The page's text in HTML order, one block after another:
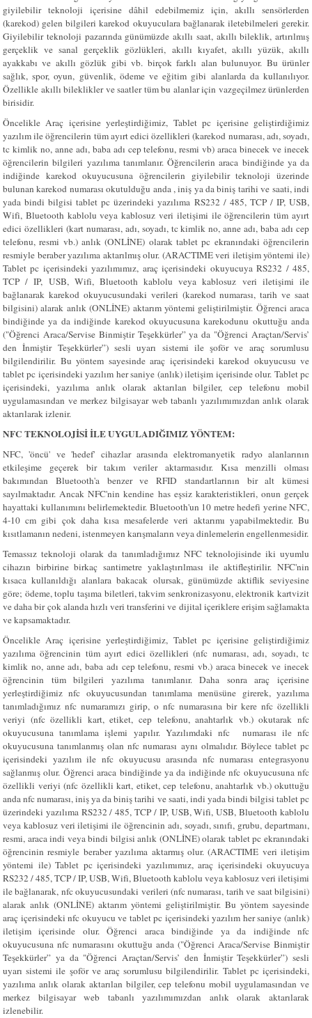
giyilebilir teknoloji içerisine dâhil edebilmemiz için, akıllı sensörlerden
(karekod) gelen bilgileri karekod okuyuculara bağlanarak iletebilmeleri gerekir.
Giyilebilir teknoloji pazarında günümüzde akıllı saat, akıllı bileklik, artırılmış
gerçeklik ve sanal gerçeklik gözlükleri, akıllı kıyafet, akıllı yüzük, akıllı
ayakkabı ve akıllı gözlük gibi vb. birçok farklı alan bulunuyor. Bu ürünler
sağlık, spor, oyun, güvenlik, ödeme ve eğitim gibi alanlarda da kullanılıyor.
Özellikle akıllı bileklikler ve saatler tüm bu alanlar için vazgeçilmez ürünlerden
birisidir.
Öncelikle Araç içerisine yerleştirdiğimiz, Tablet pc içerisine geliştirdiğimiz
yazılım ile öğrencilerin tüm ayırt edici özellikleri (karekod numarası, adı, soyadı,
tc kimlik no, anne adı, baba adı cep telefonu, resmi vb) araca binecek ve inecek
öğrencilerin bilgileri yazılıma tanımlanır. Öğrencilerin araca bindiğinde ya da
indiğinde karekod okuyucusuna öğrencilerin giyilebilir teknoloji üzerinde
bulunan karekod numarası okutulduğu anda , iniş ya da biniş tarihi ve saati, indi
yada bindi bilgisi tablet pc üzerindeki yazılıma RS232 / 485, TCP / IP, USB,
Wifi, Bluetooth kablolu veya kablosuz veri iletişimi ile öğrencilerin tüm ayırt
edici özellikleri (kart numarası, adı, soyadı, tc kimlik no, anne adı, baba adı cep
telefonu, resmi vb.) anlık (ONLİNE) olarak tablet pc ekranındaki öğrencilerin
resmiyle beraber yazılıma aktarılmış olur. (ARACTIME veri iletişim yöntemi ile)
Tablet pc içerisindeki yazılımımız, araç içerisindeki okuyucuya RS232 / 485,
TCP / IP, USB, Wifi, Bluetooth kablolu veya kablosuz veri iletişimi ile
bağlanarak karekod okuyucusundaki verileri (karekod numarası, tarih ve saat
bilgisini) alarak anlık (ONLİNE) aktarım yöntemi geliştirilmiştir. Öğrenci araca
bindiğinde ya da indiğinde karekod okuyucusuna karekodunu okuttuğu anda
("Öğrenci Araca/Servise Binmiştir Teşekkürler” ya da "Öğrenci Araçtan/Servis’
den İnmiştir Teşekkürler”) sesli uyarı sistemi ile şoför ve araç sorumlusu
bilgilendirilir. Bu yöntem sayesinde araç içerisindeki karekod okuyucusu ve
tablet pc içerisindeki yazılım her saniye (anlık) iletişim içerisinde olur. Tablet pc
içerisindeki, yazılıma anlık olarak aktarılan bilgiler, cep telefonu mobil
uygulamasından ve merkez bilgisayar web tabanlı yazılımımızdan anlık olarak
aktarılarak izlenir.
NFC TEKNOLOJİSİ İLE UYGULADIĞIMIZ YÖNTEM:
NFC, 'öncü' ve 'hedef' cihazlar arasında elektromanyetik radyo alanlarının
etkileşime geçerek bir takım veriler aktarmasıdır. Kısa menzilli olması
bakımından Bluetooth'a benzer ve RFID standartlarının bir alt kümesi
sayılmaktadır. Ancak NFC'nin kendine has eşsiz karakteristikleri, onun gerçek
hayattaki kullanımını belirlemektedir. Bluetooth'un 10 metre hedefi yerine NFC,
4-10 cm gibi çok daha kısa mesafelerde veri aktarımı yapabilmektedir. Bu
kısıtlamanın nedeni, istenmeyen karışmaların veya dinlemelerin engellenmesidir.
Temassız teknoloji olarak da tanımladığımız NFC teknolojisinde iki uyumlu
cihazın birbirine birkaç santimetre yaklaştırılması ile aktifleştirilir. NFC'nin
kısaca kullanıldığı alanlara bakacak olursak, günümüzde aktiflik seviyesine
göre; ödeme, toplu taşıma biletleri, takvim senkronizasyonu, elektronik kartvizit
ve daha bir çok alanda hızlı veri transferini ve dijital içeriklere erişim sağlamakta
ve kapsamaktadır.
Öncelikle Araç içerisine yerleştirdiğimiz, Tablet pc içerisine geliştirdiğimiz
yazılıma öğrencinin tüm ayırt edici özellikleri (nfc numarası, adı, soyadı, tc
kimlik no, anne adı, baba adı cep telefonu, resmi vb.) araca binecek ve inecek
öğrencinin tüm bilgileri yazılıma tanımlanır. Daha sonra araç içerisine
yerleştirdiğimiz nfc okuyucusundan tanımlama menüsüne girerek, yazılıma
tanımladığımız nfc numaramızı girip, o nfc numarasına bir kere nfc özellikli
veriyi (nfc özellikli kart, etiket, cep telefonu, anahtarlık vb.) okutarak nfc
okuyucusuna tanımlama işlemi yapılır. Yazılımdaki nfc numarası ile nfc
okuyucusuna tanımlanmış olan nfc numarası aynı olmalıdır. Böylece tablet pc
içerisindeki yazılım ile nfc okuyucusu arasında nfc numarası entegrasyonu
sağlanmış olur. Öğrenci araca bindiğinde ya da indiğinde nfc okuyucusuna nfc
özellikli veriyi (nfc özellikli kart, etiket, cep telefonu, anahtarlık vb.) okuttuğu
anda nfc numarası, iniş ya da biniş tarihi ve saati, indi yada bindi bilgisi tablet pc
üzerindeki yazılıma RS232 / 485, TCP / IP, USB, Wifi, USB, Bluetooth kablolu
veya kablosuz veri iletişimi ile öğrencinin adı, soyadı, sınıfı, grubu, departmanı,
resmi, araca indi veya bindi bilgisi anlık (ONLİNE) olarak tablet pc ekranındaki
öğrencinin resmiyle beraber yazılıma aktarmış olur. (ARACTIME veri iletişim
yöntemi ile) Tablet pc içerisindeki yazılımımız, araç içerisindeki okuyucuya
RS232 / 485, TCP / IP, USB, Wifi, Bluetooth kablolu veya kablosuz veri iletişimi
ile bağlanarak, nfc okuyucusundaki verileri (nfc numarası, tarih ve saat bilgisini)
alarak anlık (ONLİNE) aktarım yöntemi geliştirilmiştir. Bu yöntem sayesinde
araç içerisindeki nfc okuyucu ve tablet pc içerisindeki yazılım her saniye (anlık)
iletişim içerisinde olur. Öğrenci araca bindiğinde ya da indiğinde nfc
okuyucusuna nfc numarasını okuttuğu anda ("Öğrenci Araca/Servise Binmiştir
Teşekkürler” ya da "Öğrenci Araçtan/Servis’ den İnmiştir Teşekkürler”) sesli
uyarı sistemi ile şoför ve araç sorumlusu bilgilendirilir. Tablet pc içerisindeki,
yazılıma anlık olarak aktarılan bilgiler, cep telefonu mobil uygulamasından ve
merkez bilgisayar web tabanlı yazılımımızdan anlık olarak aktarılarak
izlenebilir.